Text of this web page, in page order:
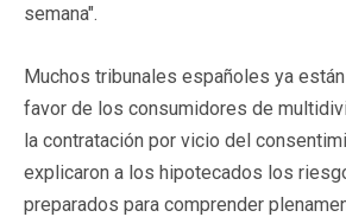
semana".
Muchos tribunales españoles ya
favor de los consumidores de
la contratación por vicio del
explicaron a los hipotecados los
preparados para comprender